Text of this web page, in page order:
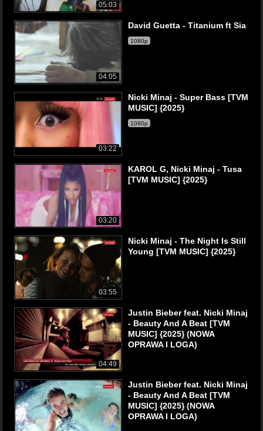
05:03
04:05
David Guetta - Titanium ft Sia
1080p
03:22
Nicki Minaj - Super Bass [TVM
MUSIC] {2025}
1080p
03:20
KAROL G, Nicki Minaj - Tusa
[TVM MUSIC] {2025}
03:55
Nicki Minaj - The Night Is Still
Young [TVM MUSIC] {2025}
04:49
Justin Bieber feat. Nicki Minaj
- Beauty And A Beat [TVM
MUSIC] {2025} (NOWA
OPRAWA I LOGA)
Justin Bieber feat. Nicki Minaj
- Beauty And A Beat [TVM
MUSIC] {2025} (NOWA
OPRAWA I LOGA)